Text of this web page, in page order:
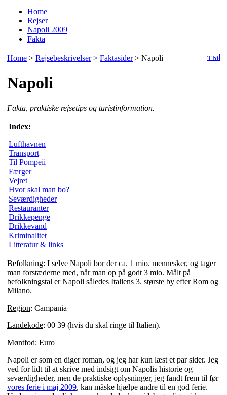
Home
Rejser
Napoli 2009
Fakta
Home > Rejsebeskrivelser> Faktasider> Napoli
Napoli
Fakta, praktiske rejsetips og turistinformation.
Index:
Lufthavnen
Transport
Til Pompeii
Færger
Vejret
Hvor skal man bo?
Seværdigheder
Restauranter
Drikkepenge
Drikkevand
Kriminalitet
Litteratur & links
Befolkning: I selve Napoli bor der ca. 1 mio. mennesker, og tager
man forstæderne med, når man op på godt 3 mio. Målt på
befolkningstal er Napoli således Italiens 3. største by efter Rom og
Milano.
Region: Campania
Landekode: 00 39 (hvis du skal ringe til Italien).
Møntfod: Euro
Napoli er som en diger roman, og jeg har kun læst et par sider. Jeg
ved for lidt til at skrive med indsigt om Napolis historie og
seværdigheder, men de praktiske oplysninger, jeg fandt frem til før
vores ferie i maj 2009, kan måske hjælpe andre til en god ferie.